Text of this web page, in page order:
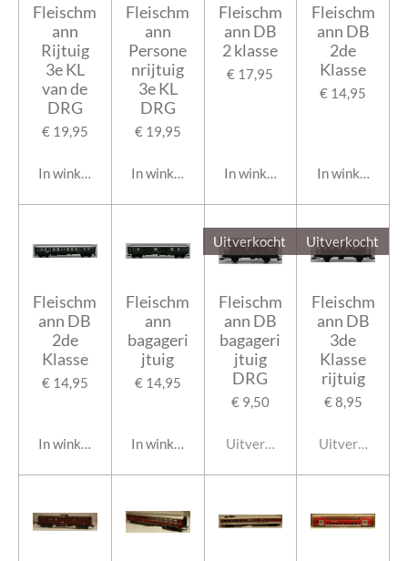
Fleischm
ann
Rijtuig
3e KL
van de
DRG
€ 19,95
In winkelwagen
Fleischm
ann
Persone
nrijtuig
3e KL
DRG
€ 19,95
In winkelwagen
Fleischm
ann DB
2 klasse
€ 17,95
In winkelwagen
Fleischm
ann DB
2de
Klasse
€ 14,95
In
Fleischm
ann DB
2de
Klasse
€ 14,95
In winkelwagen
Fleischm
ann
bagageri
jtuig
€ 14,95
In winkelwagen
Uitverkocht
Fleischm
ann DB
bagageri
jtuig
DRG
€ 9,50
Uitverkocht
Uitverkocht
Fleischm
ann DB
3de
Klasse
rijtuig
€ 8,95
Uitverkocht